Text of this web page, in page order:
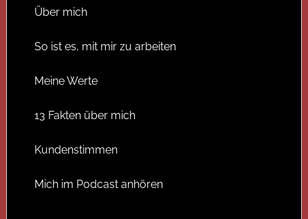
Über mich
So ist es, mit mir zu arbeiten
Meine Werte
13 Fakten über mich
Kundenstimmen
Mich im Podcast anhören